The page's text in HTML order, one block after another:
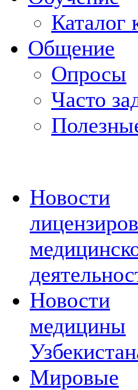
Каталог
Общение
Опросы
Часто
Новости
Новости
медицины
Мировые